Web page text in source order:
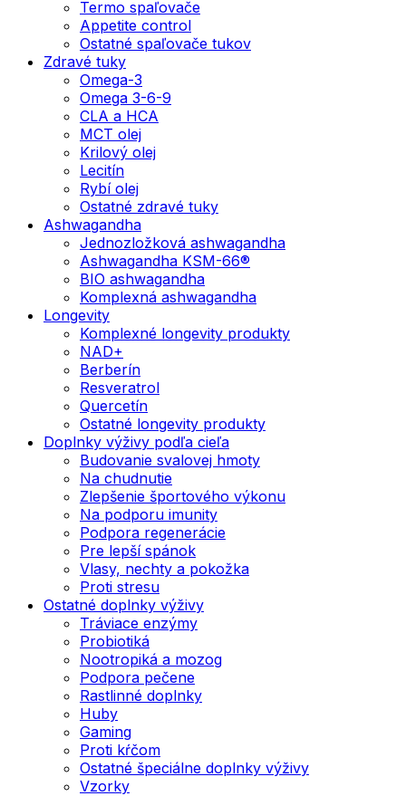
Termo spaľovače
Appetite control
Ostatné spaľovače tukov
Zdravé tuky
Omega-3
Omega 3-6-9
CLA a HCA
MCT olej
Krilový olej
Lecitín
Rybí olej
Ostatné zdravé tuky
Ashwagandha
Jednozložková ashwagandha
Ashwagandha KSM-66®
BIO ashwagandha
Komplexná ashwagandha
Longevity
Komplexné longevity produkty
NAD+
Berberín
Resveratrol
Quercetín
Ostatné longevity produkty
Doplnky výživy podľa cieľa
Budovanie svalovej hmoty
Na chudnutie
Zlepšenie športového výkonu
Na podporu imunity
Podpora regenerácie
Pre lepší spánok
Vlasy, nechty a pokožka
Proti stresu
Ostatné doplnky výživy
Tráviace enzýmy
Probiotiká
Nootropiká a mozog
Podpora pečene
Rastlinné doplnky
Huby
Gaming
Proti kŕčom
Ostatné špeciálne doplnky výživy
Vzorky